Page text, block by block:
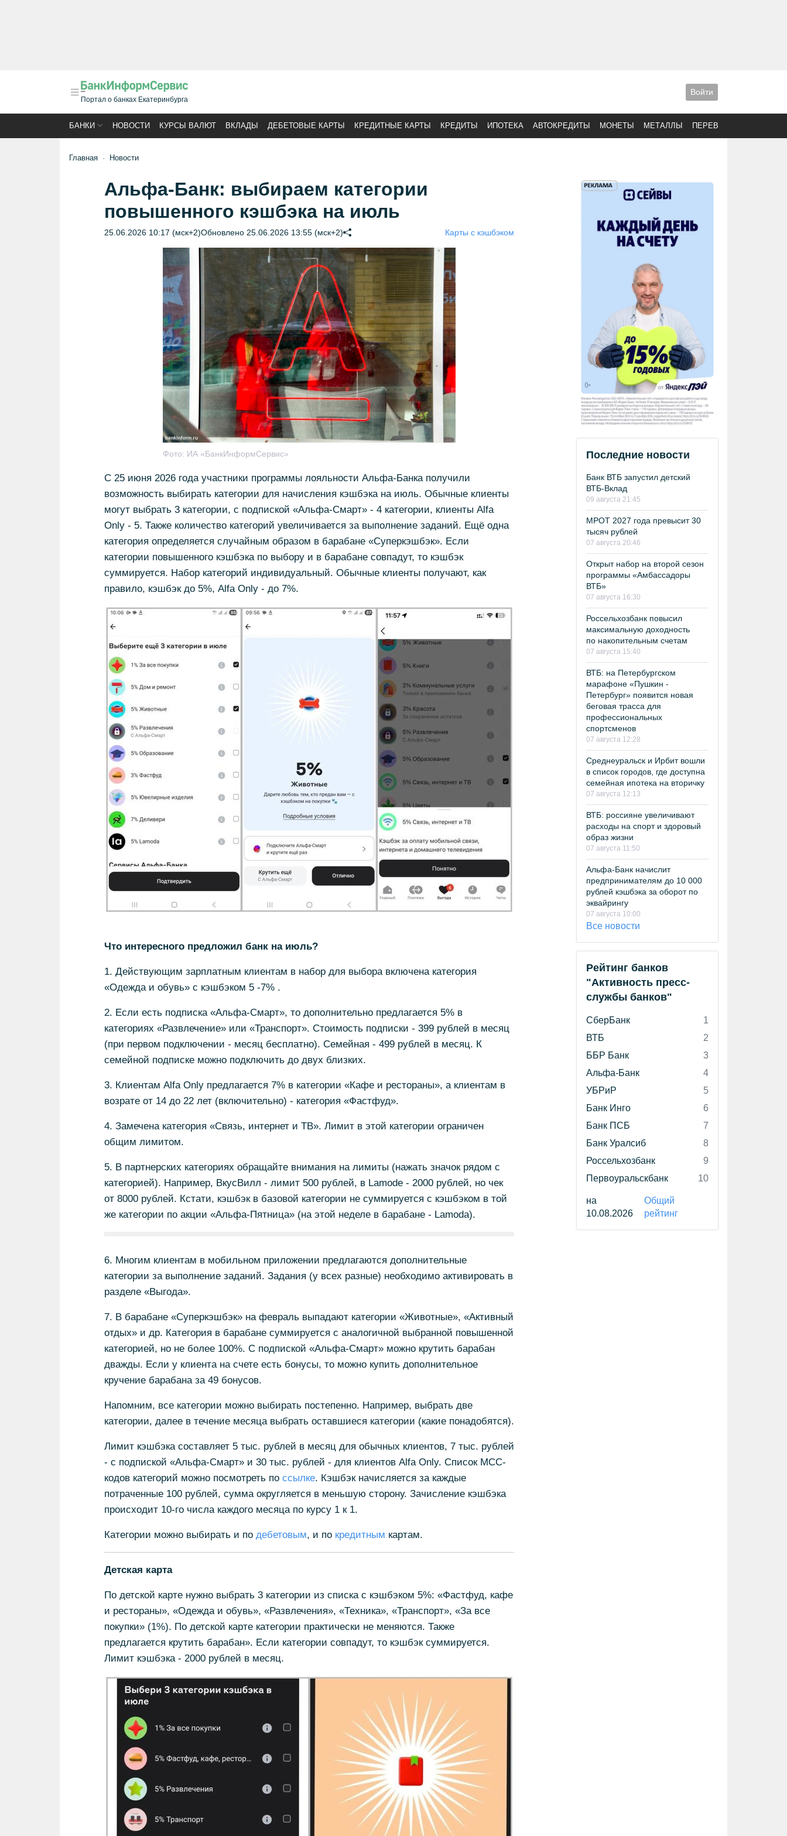
Портал о банках Екатеринбурга
Войти
БАНКИ НОВОСТИ КУРСЫ ВАЛЮТ ВКЛАДЫ ДЕБЕТОВЫЕ КАРТЫ КРЕДИТНЫЕ КАРТЫ КРЕДИТЫ ИПОТЕКА АВТОКРЕДИТЫ МОНЕТЫ МЕТАЛЛЫ ПЕРЕВОДЫ
Главная Новости
Альфа-Банк: выбираем категории
повышенного кэшбэка на июль
25.06.2026 10:17 (мск+2)Обновлено 25.06.2026 13:55 (мск+2) Карты с кэшбэком
Фото: ИА «БанкИнформСервис»
С 25 июня 2026 года участники программы лояльности Альфа-Банка получили
возможность выбирать категории для начисления кэшбэка на июль. Обычные клиенты
могут выбрать 3 категории, с подпиской «Альфа-Смарт» - 4 категории, клиенты Alfa
Only - 5. Также количество категорий увеличивается за выполнение заданий. Ещё одна
категория определяется случайным образом в барабане «Суперкэшбэк». Если
категории повышенного кэшбэка по выбору и в барабане совпадут, то кэшбэк
суммируется. Набор категорий индивидуальный. Обычные клиенты получают, как
правило, кэшбэк до 5%, Alfa Only - до 7%.
Что интересного предложил банк на июль?
1. Действующим зарплатным клиентам в набор для выбора включена категория
«Одежда и обувь» с кэшбэком 5 -7% .
2. Если есть подписка «Альфа-Смарт», то дополнительно предлагается 5% в
категориях «Развлечение» или «Транспорт». Стоимость подписки - 399 рублей в месяц
(при первом подключении - месяц бесплатно). Семейная - 499 рублей в месяц. К
семейной подписке можно подключить до двух близких.
3. Клиентам Alfa Only предлагается 7% в категории «Кафе и рестораны», а клиентам в
возрате от 14 до 22 лет (включительно) - категория «Фастфуд».
4. Замечена категория «Связь, интернет и ТВ». Лимит в этой категории ограничен
общим лимитом.
5. В партнерских категориях обращайте внимания на лимиты (нажать значок рядом с
категорией). Например, ВкусВилл - лимит 500 рублей, в Lamode - 2000 рублей, но чек
от 8000 рублей. Кстати, кэшбэк в базовой категории не суммируется с кэшбэком в той
же категории по акции «Альфа-Пятница» (на этой неделе в барабане - Lamoda).
6. Многим клиентам в мобильном приложении предлагаются дополнительные
категории за выполнение заданий. Задания (у всех разные) необходимо активировать в
разделе «Выгода».
7. В барабане «Суперкэшбэк» на февраль выпадают категории «Животные», «Активный
отдых» и др. Категория в барабане суммируется с аналогичной выбранной повышенной
категорией, но не более 100%. С подпиской «Альфа-Смарт» можно крутить барабан
дважды. Если у клиента на счете есть бонусы, то можно купить дополнительное
кручение барабана за 49 бонусов.
Напомним, все категории можно выбирать постепенно. Например, выбрать две
категории, далее в течение месяца выбрать оставшиеся категории (какие понадобятся).
Лимит кэшбэка составляет 5 тыс. рублей в месяц для обычных клиентов, 7 тыс. рублей
- с подпиской «Альфа-Смарт» и 30 тыс. рублей - для клиентов Alfa Only. Список МСС-
кодов категорий можно посмотреть по ссылке. Кэшбэк начисляется за каждые
потраченные 100 рублей, сумма округляется в меньшую сторону. Зачисление кэшбэка
происходит 10-го числа каждого месяца по курсу 1 к 1.
Категории можно выбирать и по дебетовым, и по кредитным картам.
Детская карта
По детской карте нужно выбрать 3 категории из списка с кэшбэком 5%: «Фастфуд, кафе
и рестораны», «Одежда и обувь», «Развлечения», «Техника», «Транспорт», «За все
покупки» (1%). По детской карте категории практически не меняются. Также
предлагается крутить барабан». Если категории совпадут, то кэшбэк суммируется.
Лимит кэшбэка - 2000 рублей в месяц.
Последние новости
Банк ВТБ запустил детский
ВТБ-Вклад
09 августа 21:45
МРОТ 2027 года превысит 30
тысяч рублей
07 августа 20:46
Открыт набор на второй сезон
программы «Амбассадоры
ВТБ»
07 августа 16:30
Россельхозбанк повысил
максимальную доходность
по накопительным счетам
07 августа 15:40
ВТБ: на Петербургском
марафоне «Пушкин -
Петербург» появится новая
беговая трасса для
профессиональных
спортсменов
07 августа 12:28
Среднеуральск и Ирбит вошли
в список городов, где доступна
семейная ипотека на вторичку
07 августа 12:13
ВТБ: россияне увеличивают
расходы на спорт и здоровый
образ жизни
07 августа 11:50
Альфа-Банк начислит
предпринимателям до 10 000
рублей кэшбэка за оборот по
эквайрингу
07 августа 10:00
Все новости
Рейтинг банков
"Активность пресс-
службы банков"
СберБанк
1
ВТБ
2
ББР Банк
3
Альфа-Банк
4
УБРиР
5
Банк Инго
6
Банк ПСБ
7
Банк Уралсиб
8
Россельхозбанк
9
Первоуральскбанк
10
на
10.08.2026
Общий
рейтинг